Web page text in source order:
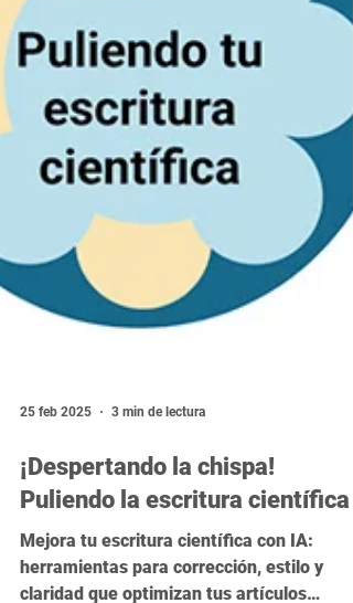
25 feb 2025 3 min de lectura
¡Despertando la chispa!
Puliendo la escritura científica